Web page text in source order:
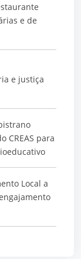
e de
e justiça
CREAS para
Local a